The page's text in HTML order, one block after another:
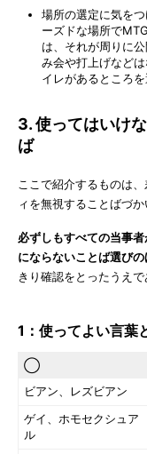
場所の選定に気を
ーズドな場所で
は、それが周りに
み会や打上げなど
イレがあるところを
3. 使ってはいけ
ば
ここで紹介するものは
ィを無視することばづか
必ずしもすべての当事
にならないことば選びの
きり確認をとったうえで
1：使ってよい言葉
◯
ビアン、レズビアン
ゲイ、ホモセクシュア
ル